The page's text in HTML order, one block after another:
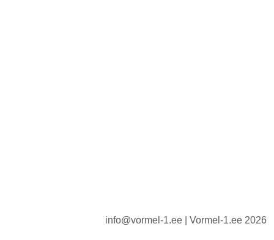
info@vormel-1.ee | Vormel-1.ee 2026